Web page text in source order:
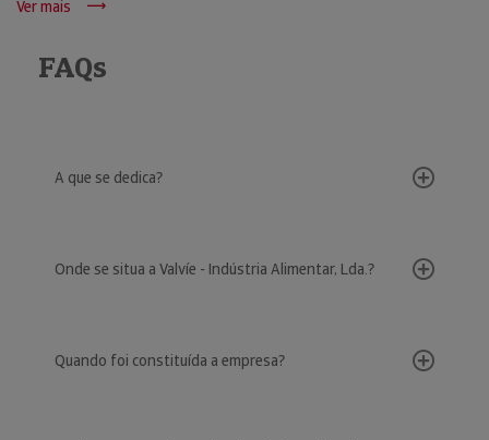
Ver mais
FAQs
A que se dedica?
Onde se situa a Valvíe - Indústria Alimentar, Lda.?
Quando foi constituída a empresa?